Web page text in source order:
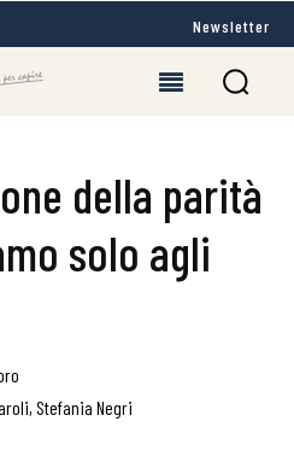
Newsletter
della parità
solo agli
, Stefania Negri